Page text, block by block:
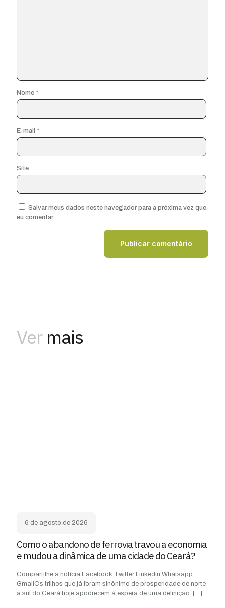
Nome *
E-mail *
Site
Salvar meus dados neste navegador para a próxima vez que
eu comentar.
Ver mais
6 de agosto de 2026
Como o abandono de ferrovia travou a economia
e mudou a dinâmica de uma cidade do Ceará?
Compartilhe a notícia Facebook Twitter Linkedin Whatsapp
GmailOs trilhos que já foram sinônimo de prosperidade de norte
a sul do Ceará hoje apodrecem à espera de uma definição: […]